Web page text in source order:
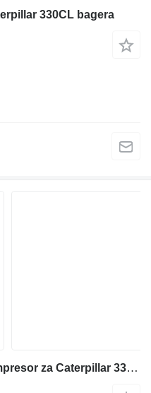
330CL bagera
Caterpillar 2167815 turbokompresor za Caterpillar 330C bagera